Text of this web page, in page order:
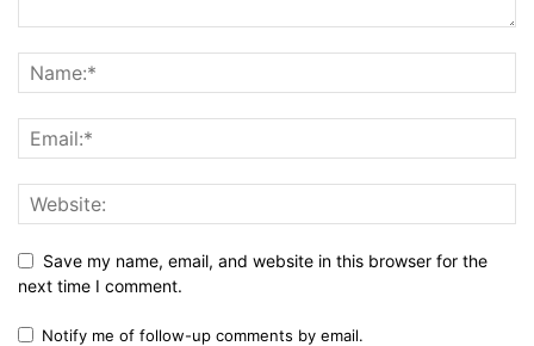
Save my name, email, and website in this browser for the
next time I comment.
Notify me of follow-up comments by email.